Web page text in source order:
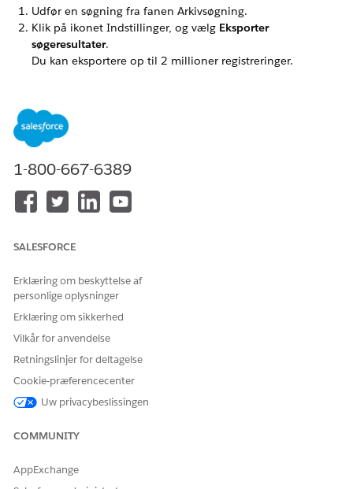
Udfør en søgning fra fanen Arkivsøgning.
Klik på ikonet Indstillinger, og vælg Eksporter
søgeresultater.
Du kan eksportere op til 2 millioner registreringer.
BEMÆRK
eksportanmodningen. Der kan være en forsinkelse, før
denne forsinkelse afhænger af antallet af registreringer,
der eksporteres. Processen kan tage op til 30 minutter
systemet.
Download den eksporterede fil fra fanen Aktiviteter.
klikke på linket på fanen Aktiviteter.
Downloadbegrænsninger
Filstørrelsen er begrænset af, hvad der kan overføres inden
for 15 minutter, typisk op til 5 GB på
For filer, der er større end 5 GB, anbefaler vi, at du
1-800-667-6389
SALESFORCE
Erklæring om beskyttelse af
personlige oplysninger
Erklæring om sikkerhed
Vilkår for anvendelse
Retningslinjer for deltagelse
Cookie-præferencecenter
Uw privacybeslissingen
COMMUNITY
AppExchange